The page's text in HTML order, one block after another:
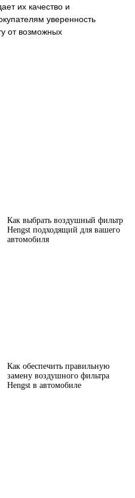
их качество и
уверенность
от возможных
Как выбрать воздушный фильтр
Hengst подходящий для вашего
автомобиля
Как обеспечить правильную
замену воздушного фильтра
Hengst в автомобиле